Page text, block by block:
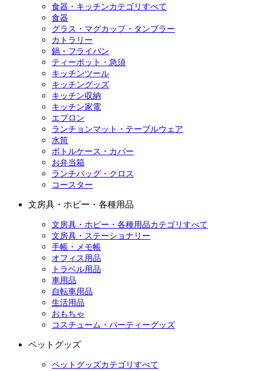
食器・キッチンカテゴリすべて
食器
グラス・マグカップ・タンブラー
カトラリー
鍋・フライパン
ティーポット・急須
キッチンツール
キッチングッズ
キッチン収納
キッチン家電
エプロン
ランチョンマット・テーブルウェア
水筒
ボトルケース・カバー
お弁当箱
ランチバッグ・クロス
コースター
文房具・ホビー・各種用品
文房具・ホビー・各種用品カテゴリすべて
文房具・ステーショナリー
手帳・メモ帳
オフィス用品
トラベル用品
車用品
自転車用品
生活用品
おもちゃ
コスチューム・パーティーグッズ
ペットグッズ
ペットグッズカテゴリすべて